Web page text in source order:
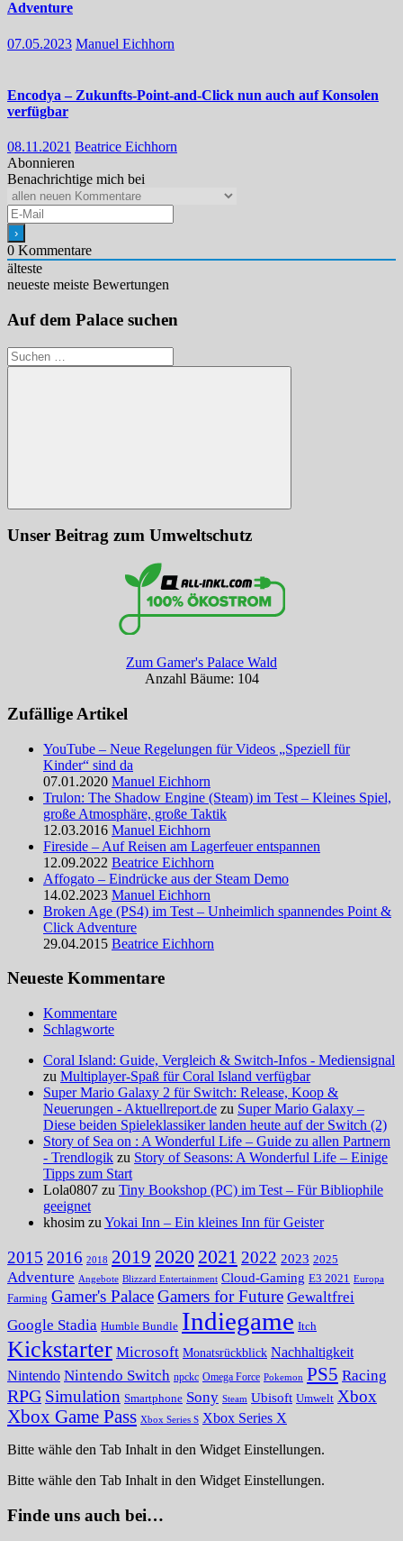
Adventure
07.05.2023 Manuel Eichhorn
Encodya – Zukunfts-Point-and-Click nun auch auf Konsolen
verfügbar
08.11.2021 Beatrice Eichhorn
Abonnieren
Benachrichtige mich bei
0 Kommentare
älteste
neueste meiste Bewertungen
Auf dem Palace suchen
Suchen
nach:
Suchen
Unser Beitrag zum Umweltschutz
Zum Gamer's Palace Wald
Anzahl Bäume: 104
Zufällige Artikel
YouTube – Neue Regelungen für Videos „Speziell für
Kinder“ sind da
07.01.2020 Manuel Eichhorn
Trulon: The Shadow Engine (Steam) im Test – Kleines Spiel,
große Atmosphäre, große Taktik
12.03.2016 Manuel Eichhorn
Fireside – Auf Reisen am Lagerfeuer entspannen
12.09.2022 Beatrice Eichhorn
Affogato – Eindrücke aus der Steam Demo
14.02.2023 Manuel Eichhorn
Broken Age (PS4) im Test – Unheimlich spannendes Point &
Click Adventure
29.04.2015 Beatrice Eichhorn
Neueste Kommentare
Kommentare
Schlagworte
Coral Island: Guide, Vergleich & Switch-Infos - Mediensignal
zu Multiplayer-Spaß für Coral Island verfügbar
Super Mario Galaxy 2 für Switch: Release, Koop &
Neuerungen - Aktuellreport.de zu Super Mario Galaxy –
Diese beiden Spieleklassiker landen heute auf der Switch (2)
Story of Sea on : A Wonderful Life – Guide zu allen Partnern
- Trendlogik zu Story of Seasons: A Wonderful Life – Einige
Tipps zum Start
Lola0807 zu Tiny Bookshop (PC) im Test – Für Bibliophile
geeignet
khosim zu Yokai Inn – Ein kleines Inn für Geister
2015 2016 2018 2019 2020 2021 2022 2023 2025
Adventure Angebote Blizzard Entertainment Cloud-Gaming E3 2021 Europa
Farming Gamer's PalaceGamers for Future Gewaltfrei
Google Stadia Humble Bundle Indiegame Itch
Kickstarter Microsoft Monatsrückblick Nachhaltigkeit
Nintendo Nintendo Switch npckc Omega Force Pokemon PS5 Racing
RPG Simulation Smartphone Sony Steam Ubisoft Umwelt Xbox
Xbox Game Pass Xbox Series S Xbox Series X
Bitte wähle den Tab Inhalt in den Widget Einstellungen.
Bitte wähle den Tab Inhalt in den Widget Einstellungen.
Finde uns auch bei…